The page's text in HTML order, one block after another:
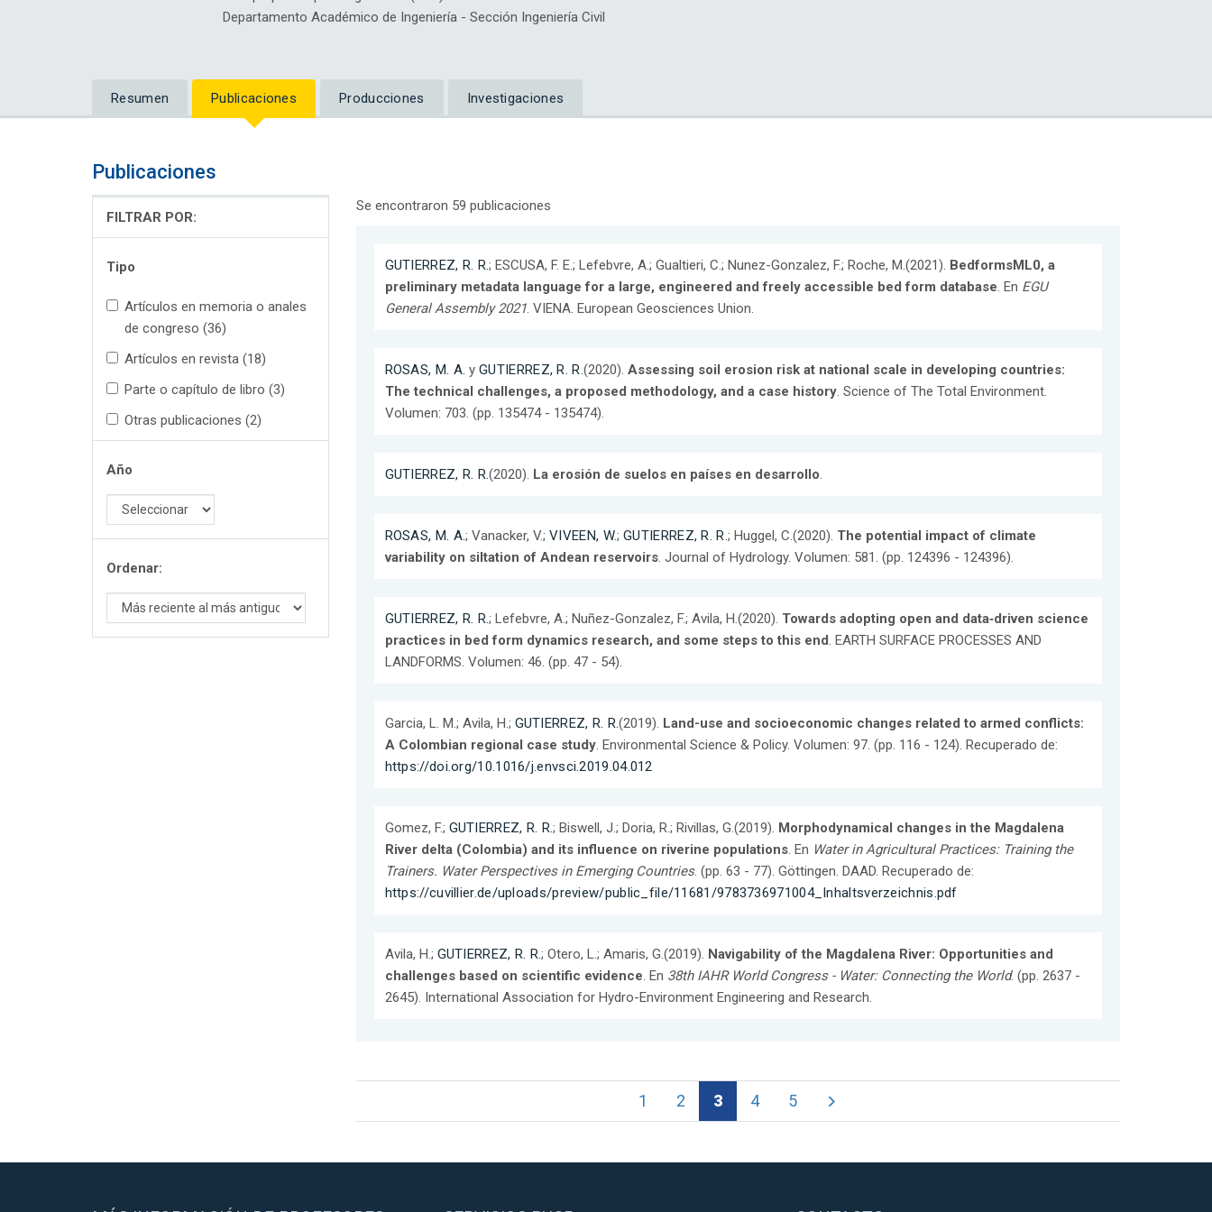
Departamento Académico de Ingeniería - Sección Ingeniería Civil
Resumen Publicaciones Producciones Investigaciones
Publicaciones
FILTRAR POR:
Tipo
Artículos en memoria o anales
de congreso (36)
Artículos en revista (18)
Parte o capítulo de libro (3)
Otras publicaciones (2)
Año
Ordenar:
Se encontraron 59 publicaciones
GUTIERREZ, R. R.; ESCUSA, F. E.; Lefebvre, A.; Gualtieri, C.; Nunez-Gonzalez, F.; Roche, M.(2021). BedformsML0, a
preliminary metadata language for a large, engineered and freely accessible bed form database. En EGU
General Assembly 2021. VIENA. European Geosciences Union.
ROSAS, M. A. yGUTIERREZ, R. R.(2020). Assessing soil erosion risk at national scale in developing countries:
The technical challenges, a proposed methodology, and a case history. Science of The Total Environment.
Volumen: 703. (pp. 135474 - 135474).
GUTIERREZ, R. R.(2020). La erosión de suelos en países en desarrollo.
ROSAS, M. A.; Vanacker, V.;VIVEEN, W.;GUTIERREZ, R. R.; Huggel, C.(2020). The potential impact of climate
variability on siltation of Andean reservoirs. Journal of Hydrology. Volumen: 581. (pp. 124396 - 124396).
GUTIERREZ, R. R.; Lefebvre, A.; Nuñez-Gonzalez, F.; Avila, H.(2020). Towards adopting open and data‐driven science
practices in bed form dynamics research, and some steps to this end. EARTH SURFACE PROCESSES AND
LANDFORMS. Volumen: 46. (pp. 47 - 54).
Garcia, L. M.; Avila, H.; GUTIERREZ, R. R.(2019). Land-use and socioeconomic changes related to armed conflicts:
A Colombian regional case study. Environmental Science & Policy. Volumen: 97. (pp. 116 - 124). Recuperado de:
https://doi.org/10.1016/j.envsci.2019.04.012
Gomez, F.; GUTIERREZ, R. R.; Biswell, J.; Doria, R.; Rivillas, G.(2019). Morphodynamical changes in the Magdalena
River delta (Colombia) and its influence on riverine populations. En Water in Agricultural Practices: Training the
Trainers. Water Perspectives in Emerging Countries. (pp. 63 - 77). Göttingen. DAAD. Recuperado de:
https://cuvillier.de/uploads/preview/public_file/11681/9783736971004_Inhaltsverzeichnis.pdf
Avila, H.; GUTIERREZ, R. R.; Otero, L.; Amaris, G.(2019). Navigability of the Magdalena River: Opportunities and
challenges based on scientific evidence. En 38th IAHR World Congress - Water: Connecting the World. (pp. 2637 -
2645). International Association for Hydro-Environment Engineering and Research.
1 2 3 4 5